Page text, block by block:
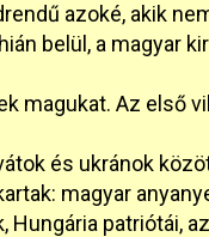
azoké, akik
belül, a magyar
magukat. Az első
és ukránok
magyar
Hungária patriótái,